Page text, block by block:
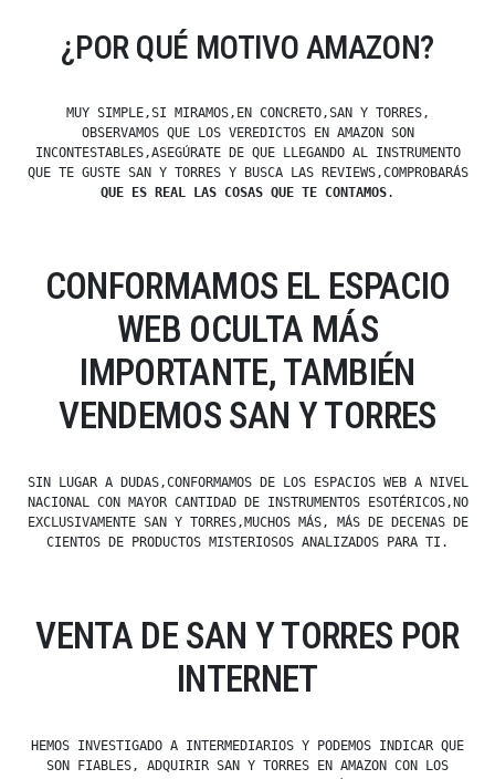
¿POR QUÉ MOTIVO AMAZON?
MUY SIMPLE,SI MIRAMOS,EN CONCRETO,SAN Y TORRES,
OBSERVAMOS QUE LOS VEREDICTOS EN AMAZON SON
INCONTESTABLES,ASEGÚRATE DE QUE LLEGANDO AL INSTRUMENTO
QUE TE GUSTE SAN Y TORRES Y BUSCA LAS REVIEWS,COMPROBARÁS
QUE ES REAL LAS COSAS QUE TE CONTAMOS.
CONFORMAMOS EL ESPACIO
WEB OCULTA MÁS
IMPORTANTE, TAMBIÉN
VENDEMOS SAN Y TORRES
SIN LUGAR A DUDAS,CONFORMAMOS DE LOS ESPACIOS WEB A NIVEL
NACIONAL CON MAYOR CANTIDAD DE INSTRUMENTOS ESOTÉRICOS,NO
EXCLUSIVAMENTE SAN Y TORRES,MUCHOS MÁS, MÁS DE DECENAS DE
CIENTOS DE PRODUCTOS MISTERIOSOS ANALIZADOS PARA TI.
VENTA DE SAN Y TORRES POR
INTERNET
HEMOS INVESTIGADO A INTERMEDIARIOS Y PODEMOS INDICAR QUE
SON FIABLES, ADQUIRIR SAN Y TORRES EN AMAZON CON LOS